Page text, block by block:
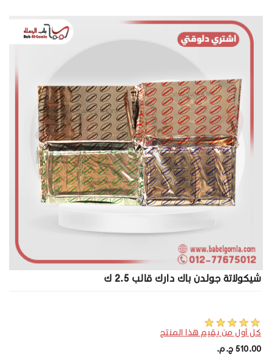
شيكولاتة جولدن باك دارك قالب 2.5 ك
كل أول من يقيم هذا المنتج
510.00 ج.م.‏